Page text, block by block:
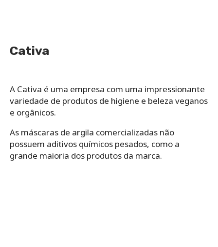
Cativa
A Cativa é uma empresa com uma impressionante
variedade de produtos de higiene e beleza veganos
e orgânicos.
As máscaras de argila comercializadas não
possuem aditivos químicos pesados, como a
grande maioria dos produtos da marca.